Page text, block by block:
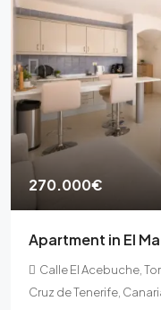
270.000€
Apartment in El
Calle El Acebuche,
Cruz de Tenerife,